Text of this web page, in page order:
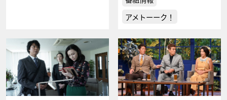
アメトーーク！